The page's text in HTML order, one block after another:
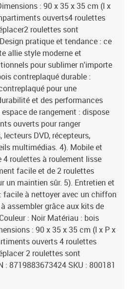
: 90 x 35 x 35 cm (l x
ouverts4 roulettes
roulettes sont
pratique et tendance : ce
allie style moderne et
pour sublimer n'importe
contreplaqué durable :
pour une
et des performances
de rangement : dispose
ouverts pour ranger
lecteurs DVD, récepteurs,
multimédias. 4). Mobile et
4 roulettes à roulement lisse
facile et de 2 roulettes
un maintien sûr. 5). Entretien et
facile à nettoyer avec un chiffon
assembler grâce aux kits de
: Noir Matériau : bois
: 90 x 35 x 35 cm (l x P x
ouverts 4 roulettes
2 roulettes sont
: 8719883673424 SKU : 800181